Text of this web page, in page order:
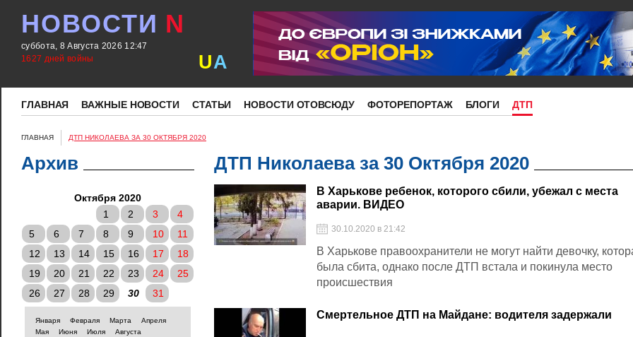
НОВОСТИ N
суббота, 8 Августа 2026 12:47
1627 дней войны
UA
ГЛАВНАЯ ВАЖНЫЕ НОВОСТИ СТАТЬИ НОВОСТИ ОТОВСЮДУ ФОТОРЕПОРТАЖ БЛОГИ ДТП
ГЛАВНАЯ ДТП НИКОЛАЕВА ЗА 30 ОКТЯБРЯ 2020
Архив
Октября 2020
1
2 3
4
5
6 7 8 9 10
11
12
13 14 15 16 17
18
19
20 21 22 23 24
25
26
27 28 29 30 31
Января Февраля Марта
Апреля
Мая
Июня Июля
Августа
ДТП Николаева за 30 Октября 2020
В Харькове ребенок, которого сбили, убежал с места
аварии. ВИДЕО
30.10.2020 в 21:42
В Харькове правоохранители не могут найти девочку,
была сбита, однако после ДТП встала и покинула место
происшествия
Смертельное ДТП на Майдане: водителя задержали